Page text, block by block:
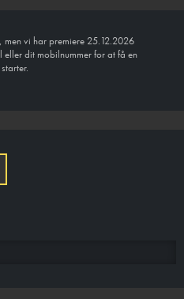
vi har premiere 25.12.2026
dit mobilnummer for at få en